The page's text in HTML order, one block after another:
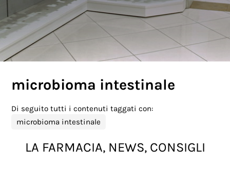
microbioma intestinale
Di seguito tutti i contenuti taggati con:
microbioma intestinale
LA FARMACIA, NEWS, CONSIGLI